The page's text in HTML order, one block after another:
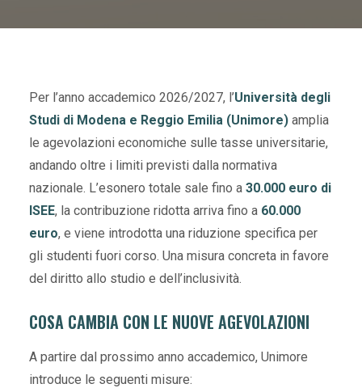
Per l’anno accademico 2026/2027, l’Università degli
Studi di Modena e Reggio Emilia (Unimore) amplia
le agevolazioni economiche sulle tasse universitarie,
andando oltre i limiti previsti dalla normativa
nazionale. L’esonero totale sale fino a 30.000 euro di
ISEE, la contribuzione ridotta arriva fino a 60.000
euro, e viene introdotta una riduzione specifica per
gli studenti fuori corso. Una misura concreta in favore
del diritto allo studio e dell’inclusività.
COSA CAMBIA CON LE NUOVE AGEVOLAZIONI
A partire dal prossimo anno accademico, Unimore
introduce le seguenti misure: